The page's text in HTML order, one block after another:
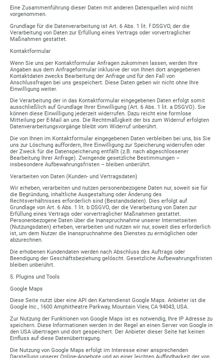
Eine Zusammenführung dieser Daten mit anderen Datenquellen wird nicht
vorgenommen.
Grundlage für die Datenverarbeitung ist Art. 6 Abs. 1 lit. f DSGVO, der die
Verarbeitung von Daten zur Erfüllung eines Vertrags oder vorvertraglicher
Maßnahmen gestattet.
Kontaktformular
Wenn Sie uns per Kontaktformular Anfragen zukommen lassen, werden Ihre
Angaben aus dem Anfrageformular inklusive der von Ihnen dort angegebenen
Kontaktdaten zwecks Bearbeitung der Anfrage und für den Fall von
Anschlussfragen bei uns gespeichert. Diese Daten geben wir nicht ohne Ihre
Einwilligung weiter.
Die Verarbeitung der in das Kontaktformular eingegebenen Daten erfolgt somit
ausschließlich auf Grundlage Ihrer Einwilligung (Art. 6 Abs. 1 lit. a DSGVO). Sie
können diese Einwilligung jederzeit widerrufen. Dazu reicht eine formlose
Mitteilung per E-Mail an uns. Die Rechtmäßigkeit der bis zum Widerruf erfolgten
Datenverarbeitungsvorgänge bleibt vom Widerruf unberührt.
Die von Ihnen im Kontaktformular eingegebenen Daten verbleiben bei uns, bis Sie
uns zur Löschung auffordern, Ihre Einwilligung zur Speicherung widerrufen oder
der Zweck für die Datenspeicherung entfällt (z.B. nach abgeschlossener
Bearbeitung Ihrer Anfrage). Zwingende gesetzliche Bestimmungen –
insbesondere Aufbewahrungsfristen – bleiben unberührt.
Verarbeiten von Daten (Kunden- und Vertragsdaten)
Wir erheben, verarbeiten und nutzen personenbezogene Daten nur, soweit sie für
die Begründung, inhaltliche Ausgestaltung oder Änderung des
Rechtsverhältnisses erforderlich sind (Bestandsdaten). Dies erfolgt auf
Grundlage von Art. 6 Abs. 1 lit. b DSGVO, der die Verarbeitung von Daten zur
Erfüllung eines Vertrags oder vorvertraglicher Maßnahmen gestattet.
Personenbezogene Daten über die Inanspruchnahme unserer Internetseiten
(Nutzungsdaten) erheben, verarbeiten und nutzen wir nur, soweit dies erforderlich
ist, um dem Nutzer die Inanspruchnahme des Dienstes zu ermöglichen oder
abzurechnen.
Die erhobenen Kundendaten werden nach Abschluss des Auftrags oder
Beendigung der Geschäftsbeziehung gelöscht. Gesetzliche Aufbewahrungsfristen
bleiben unberührt.
5. Plugins und Tools
Google Maps
Diese Seite nutzt über eine API den Kartendienst Google Maps. Anbieter ist die
Google Inc., 1600 Amphitheatre Parkway, Mountain View, CA 94043, USA.
Zur Nutzung der Funktionen von Google Maps ist es notwendig, Ihre IP Adresse zu
speichern. Diese Informationen werden in der Regel an einen Server von Google in
den USA übertragen und dort gespeichert. Der Anbieter dieser Seite hat keinen
Einfluss auf diese Datenübertragung.
Die Nutzung von Google Maps erfolgt im Interesse einer ansprechenden
Darstellung unserer Online-Angebote und an einer leichten Auffindbarkeit der von